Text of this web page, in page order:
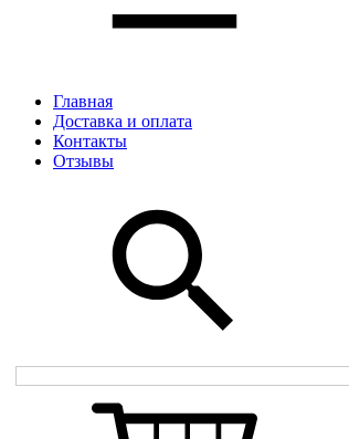
Главная
Доставка и оплата
Контакты
Отзывы